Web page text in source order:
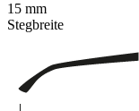
15 mm
Stegbreite